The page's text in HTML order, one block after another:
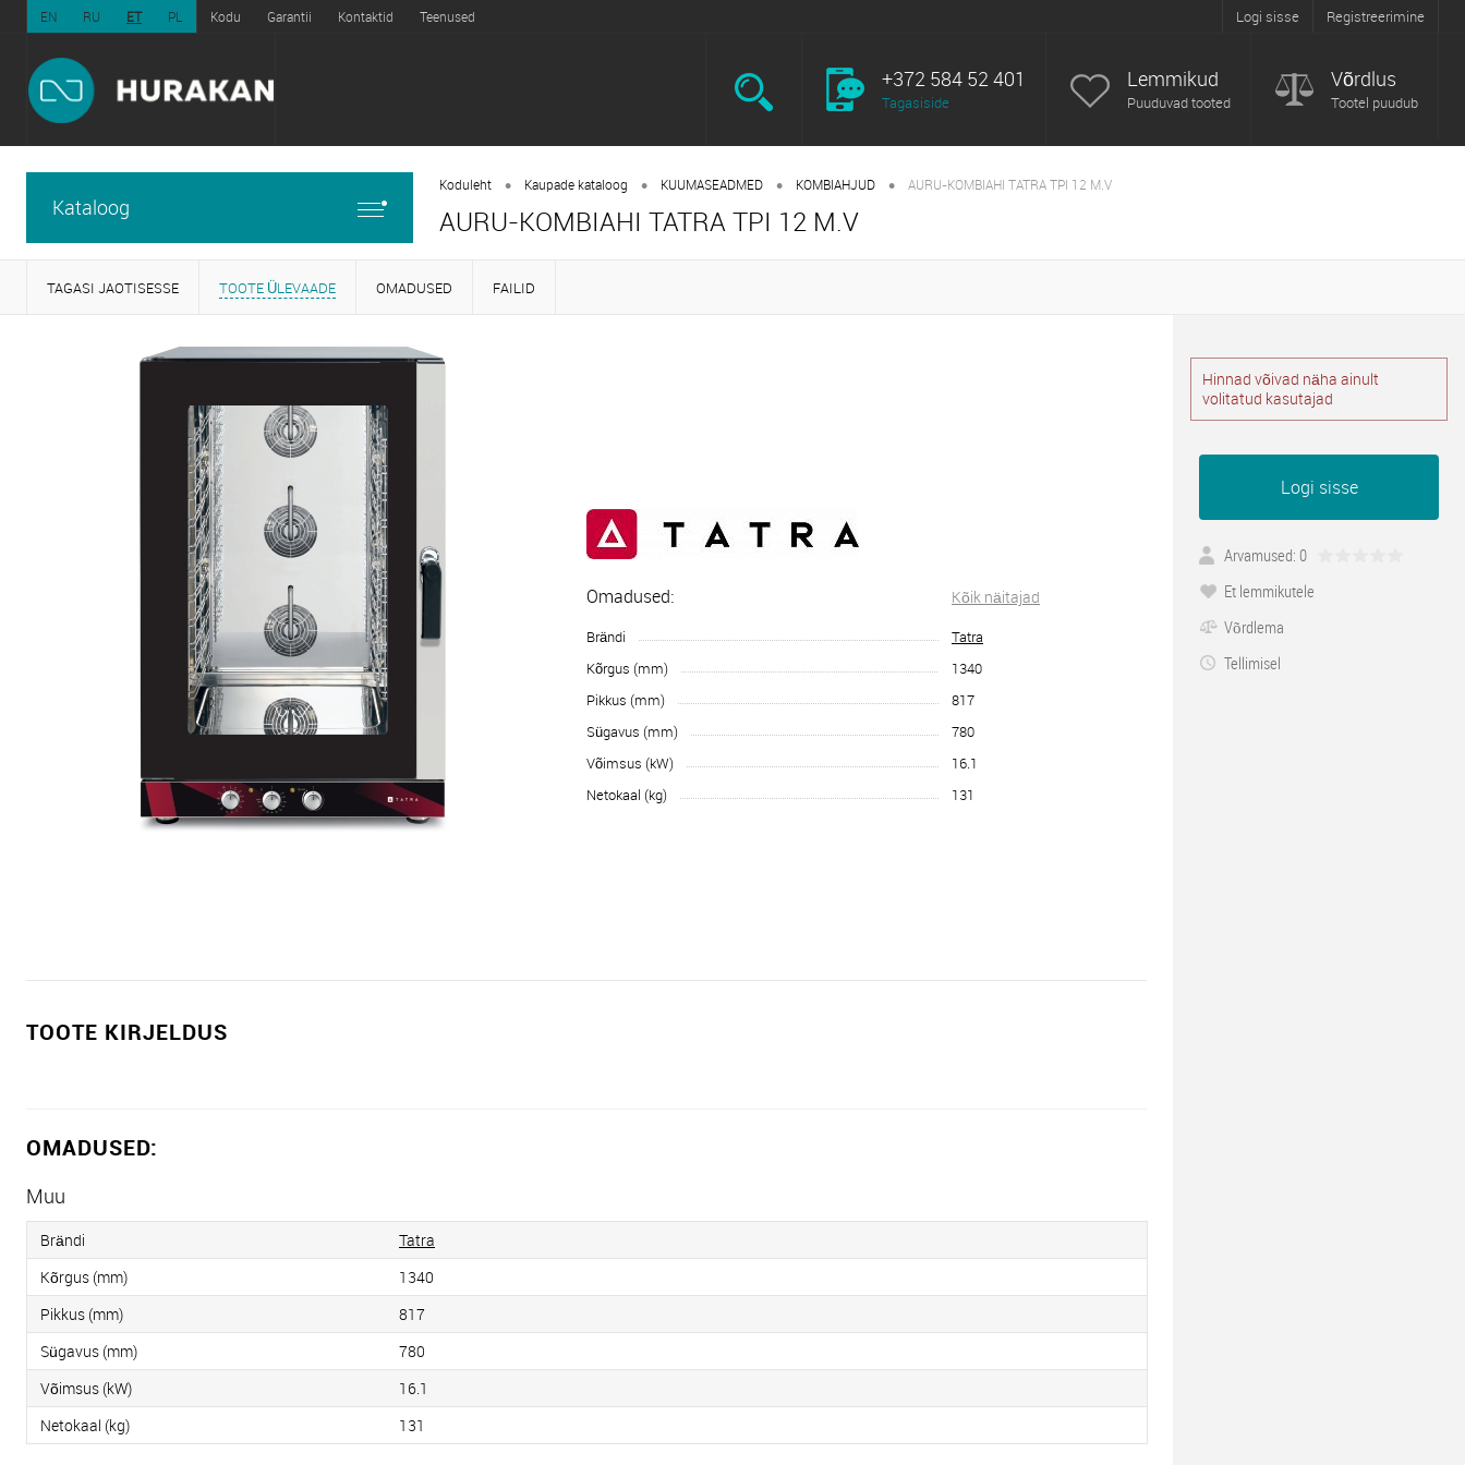
EN RU ET PL Kodu Garantii Kontaktid Teenused Logi sisse Registreerimine
+372 584 52 401
Tagasiside
Lemmikud
Puuduvad tooted
Võrdlus
Tootel puudub
Kataloog
Koduleht • Kaupade kataloog • KUUMASEADMED • KOMBIAHJUD • AURU-KOMBIAHI TATRA TPI 12 M.V
AURU-KOMBIAHI TATRA TPI 12 M.V
TAGASI JAOTISESSE TOOTE ÜLEVAADE OMADUSED FAILID
Omadused: Kõik näitajad
Brändi
Tatra
Kõrgus (mm)
1340
Pikkus (mm)
817
Sügavus (mm)
780
Võimsus (kW)
16.1
Netokaal (kg)
131
TOOTE KIRJELDUS
OMADUSED:
Muu
Brändi
Tatra
Kõrgus (mm)
1340
Pikkus (mm)
817
Sügavus (mm)
780
Võimsus (kW)
16.1
Netokaal (kg)
131
Hinnad võivad näha ainult
volitatud kasutajad
Logi sisse
Arvamused: 0
Et lemmikutele
Võrdlema
Tellimisel